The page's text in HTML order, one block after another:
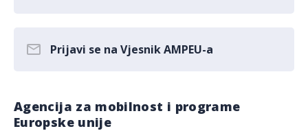
Prijavi se na Vjesnik AMPEU-a
Agencija za mobilnost i programe
Europske unije